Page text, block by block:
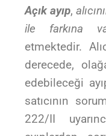
Açık ayıp,
ile farkına
etmektedir.
derecede,
edebileceği
satıcının
222/II